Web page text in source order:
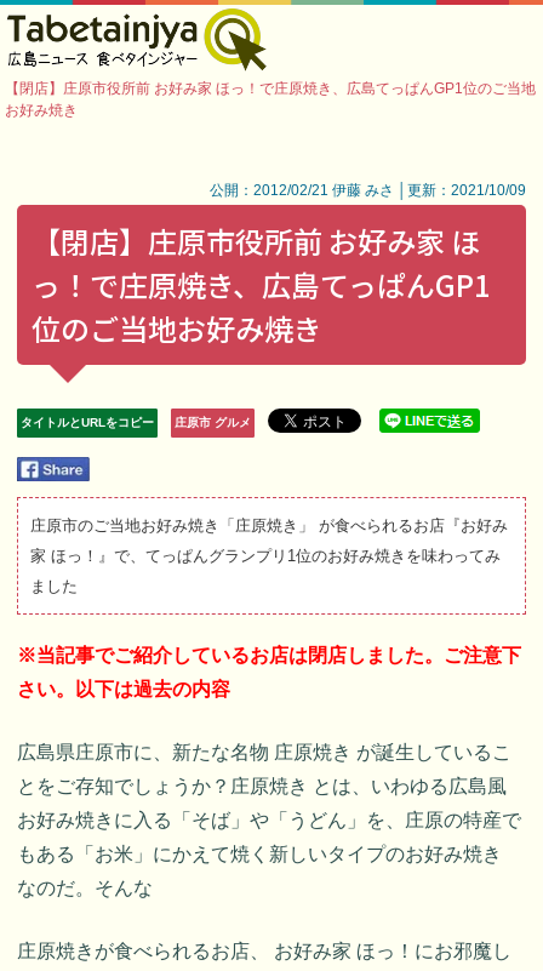
【閉店】庄原市役所前 お好み家 ほっ！で庄原焼き、広島てっぱんGP1位のご当地
お好み焼き
公開：2012/02/21 伊藤 みさ │更新：2021/10/09
【閉店】庄原市役所前 お好み家 ほ
っ！で庄原焼き、広島てっぱんGP1
位のご当地お好み焼き
タイトルとURLをコピー 庄原市 グルメ
庄原市のご当地お好み焼き「庄原焼き」 が食べられるお店『お好み
家 ほっ！』で、てっぱんグランプリ1位のお好み焼きを味わってみ
ました
※当記事でご紹介しているお店は閉店しました。ご注意下
さい。以下は過去の内容
広島県庄原市に、新たな名物 庄原焼き が誕生しているこ
とをご存知でしょうか？庄原焼き とは、いわゆる広島風
お好み焼きに入る「そば」や「うどん」を、庄原の特産で
もある「お米」にかえて焼く新しいタイプのお好み焼き
なのだ。そんな
庄原焼きが食べられるお店、 お好み家 ほっ！にお邪魔し